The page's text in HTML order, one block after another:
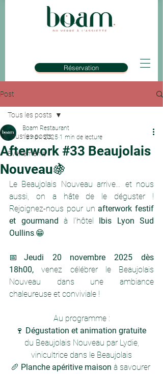
Réservation
Post
Tous les posts
Evènements
Tous les posts
Afterwork #33 Beaujolais
Nouveau🍇
Boam Restaurant
13 nov. 2025 1 min de lecture
Le Beaujolais Nouveau arrive… et nous
aussi, on a hâte de le déguster !
Rejoignez-nous pour un afterwork festif
et gourmand à l’hôtel Ibis Lyon Sud
Oullins.😁
📅 Jeudi 20 novembre 2025 dès
18h00, venez célébrer le Beaujolais
Nouveau dans une ambiance
chaleureuse et conviviale !
Au programme :
🍷 Dégustation et animation gratuite
du Beaujolais Nouveau par Lydie,
vinicultrice dans le Beaujolais
🥖 Planche apéritive maison à savourer